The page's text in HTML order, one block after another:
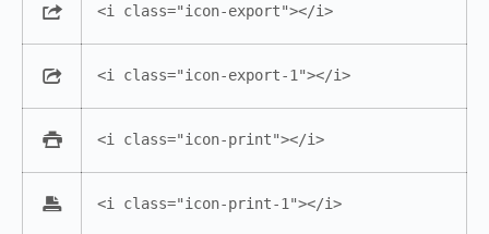
<i class="icon-export"></i>
<i class="icon-export-1"></i>
<i class="icon-print"></i>
<i class="icon-print-1"></i>